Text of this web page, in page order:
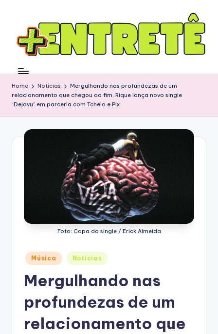
Home Notícias
Mergulhando nas profundezas de um
relacionamento que chegou ao fim, Rique lança novo single
“Dejavu” em parceria com Tchelo e Pix
Foto: Capa do single / Erick Almeida
Posted
in
Música Notícias
Mergulhando nas
profundezas de um
relacionamento que